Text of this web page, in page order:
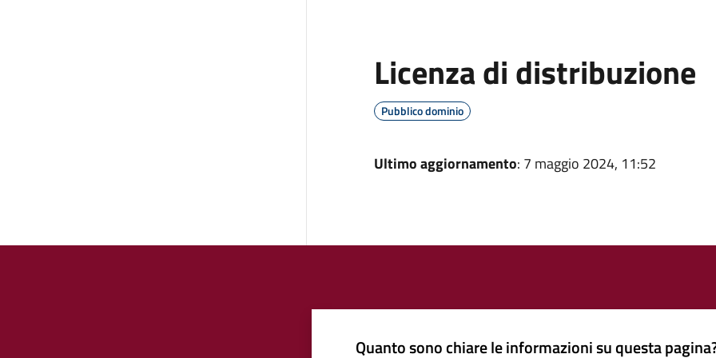
Licenza di distribuzione
Pubblico dominio
Ultimo aggiornamento: 7 maggio 2024, 11:52
Quanto sono chiare le informazioni su questa